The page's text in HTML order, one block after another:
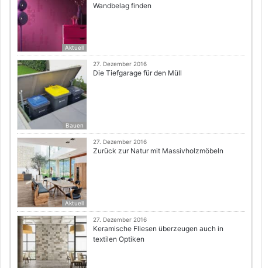
Aktuell
Wandbelag finden
Bauen
27. Dezember 2016
Die Tiefgarage für den Müll
Aktuell
27. Dezember 2016
Zurück zur Natur mit Massivholzmöbeln
27. Dezember 2016
Keramische Fliesen überzeugen auch in
textilen Optiken